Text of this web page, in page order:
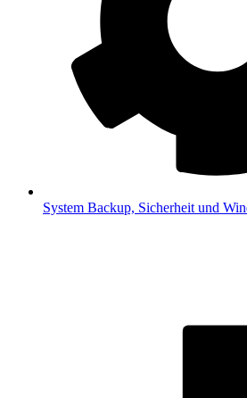
System Backup, Sicherheit und